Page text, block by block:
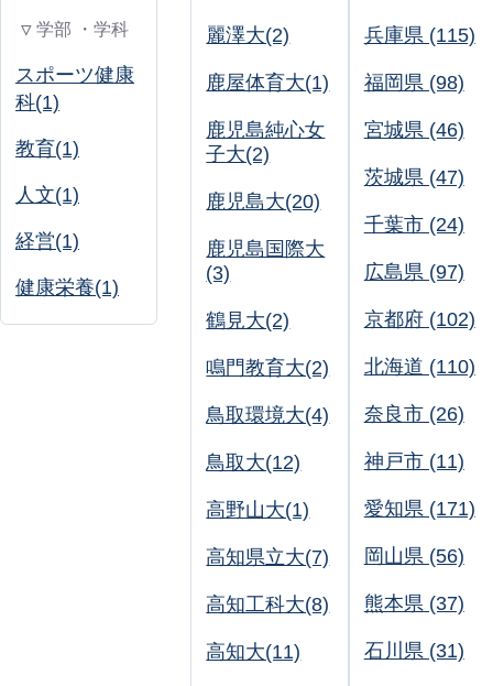
▽ 学部 ・学科
スポーツ健康
科(1)
教育(1)
人文(1)
経営(1)
健康栄養(1)
麗澤大(2)
鹿屋体育大(1)
鹿児島純心女
子大(2)
鹿児島大(20)
鹿児島国際大
(3)
鶴見大(2)
鳴門教育大(2)
鳥取環境大(4)
鳥取大(12)
高野山大(1)
高知県立大(7)
高知工科大(8)
高知大(11)
兵庫県 (115)
福岡県 (98)
宮城県 (46)
茨城県 (47)
千葉市 (24)
広島県 (97)
京都府 (102)
北海道 (110)
奈良市 (26)
神戸市 (11)
愛知県 (171)
岡山県 (56)
熊本県 (37)
石川県 (31)